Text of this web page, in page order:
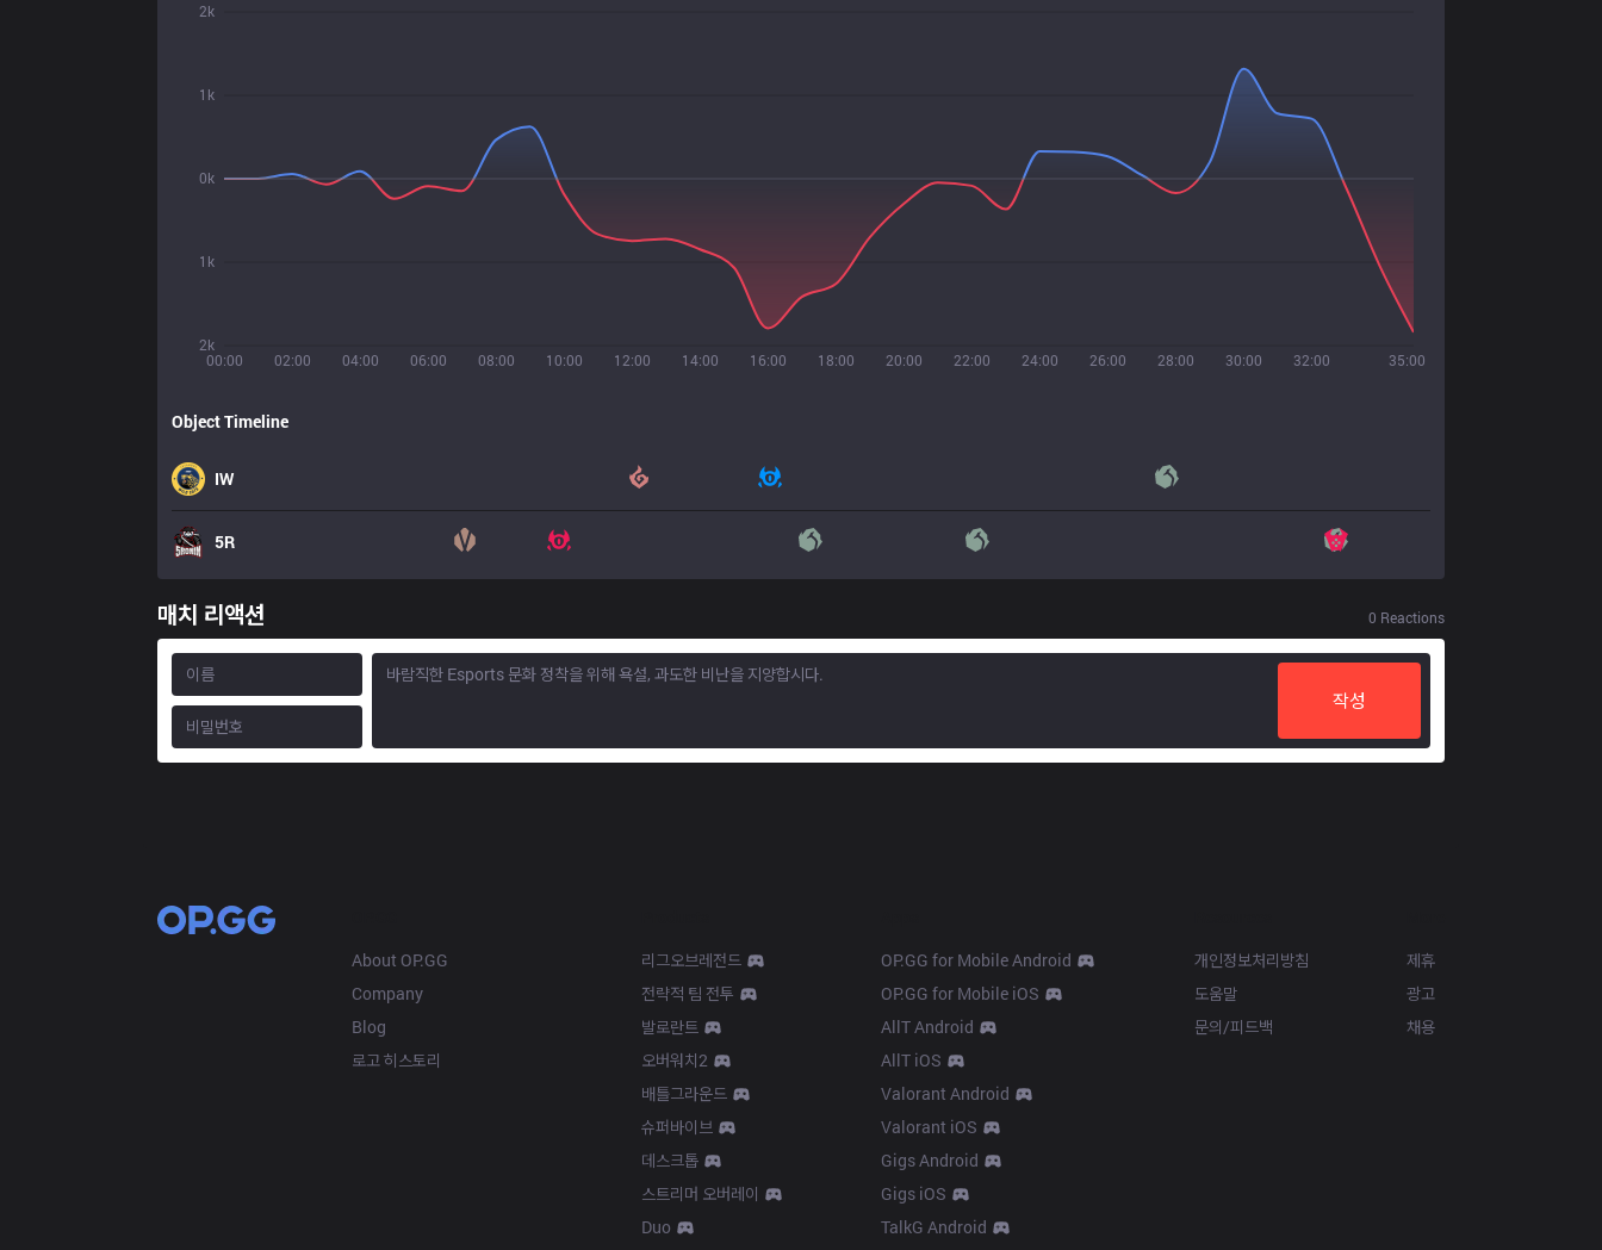
00:00 02:00 04:00 06:00 08:00 10:00 12:00 14:00 16:00 18:00 20:00 22:00 24:00 26:00 28:00 30:00 32:00 35:00
2k
1k
0k
1k
2k
Object Timeline
IW
5R
매치 리액션 0 Reactions
작성
About OP.GG
Company
Blog
로고 히스토리
리그오브레전드
전략적 팀 전투
발로란트
오버워치2
배틀그라운드
슈퍼바이브
데스크톱
스트리머 오버레이
Duo
OP.GG for Mobile Android
OP.GG for Mobile iOS
AllT Android
AllT iOS
Valorant Android
Valorant iOS
Gigs Android
Gigs iOS
TalkG Android
개인정보처리방침
도움말
문의/피드백
제휴
광고
채용